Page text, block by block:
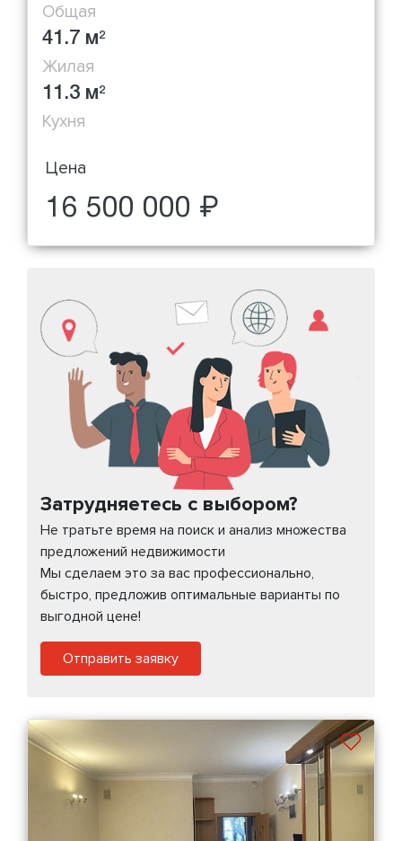
Общая
41.7 м2
Жилая
11.3 м2
Кухня
Цена
16 500 000 ₽
Затрудняетесь с выбором?
Не тратьте время на поиск и анализ множества
предложений недвижимости
Мы сделаем это за вас профессионально,
быстро, предложив оптимальные варианты по
выгодной цене!
Отправить заявку